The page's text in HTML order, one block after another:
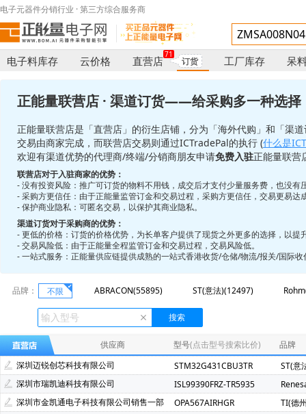
电子元器件分销行业 · 第三方综合服务商
电子料库存 云价格 直营店
71
订货 工厂库存 呆
正能量联营店 · 渠道订货——给采购多一种选择
正能量联营店是「直营店」的衍生店铺，分为「海外代购」和「渠
交易由商家完成，而联营店交易则通过ICTradePal的执行 (什么是
欢迎有渠道优势的代理商/终端/分销商朋友申请免费入驻正能量联营
联营店对于入驻商家的优势：
- 没有投资风险：推广可订货的物料不用钱，成交后才支付少量服务费，也没有
- 采购方更信任：由于正能量监管订金和交易过程，采购方更信任，交易更易达
- 保护商业隐私：可匿名交易，以保护其商业隐私。
渠道订货对于采购商的优势：
- 更低的价格：订货的价格优势，为长单客户提供了现货之外更多的选择，以提
- 交易风险低：由于正能量全程监管订金和交易过程，交易风险低。
- 一站式服务：正能量供应链提供成熟的一站式香港收货/仓储/物流/报关/国际
品牌： 不限 ABRACON(55895) ST(意法)(12497)
Ecliptek(507)
TOSHIBA(东芝)(400)
XLSEMI(芯龙)(185)
Renesas(瑞萨)(162)
Mindmotion(灵动微)(71)
JST(日压)(70)
Cyntec(乾坤
Infineon(英飞凌)(49)
Hisilicon(海思)(40)
Cachip(锦锐
SGMICRO(圣邦微)(32)
Cypress(赛普拉斯)(31)
Brightking(台湾君耀)(22)
MotorComm(裕太微)(22)
供应商 型号(点击型号搜索比价)
品牌
深圳迈锐创芯科技有限公司
STM32G431CBU3TR
ST(意
深圳市瑞凯迪科技有限公司
ISL99390FRZ-TR5935
深圳市金凯通电子科技有限公司销售一部
OPA567AIRHGR
TI(德